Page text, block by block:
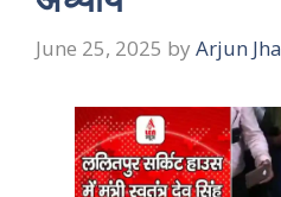
June 25, 2025 by Arjun Jha